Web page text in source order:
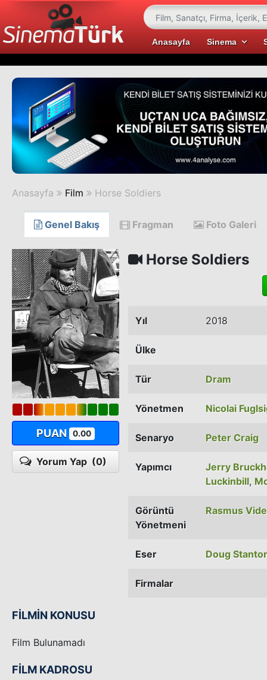
Anasayfa Sinema
Anasayfa Film Horse Soldiers
Genel Bakış Fragman Foto Galeri
PUAN 0.00
Yorum Yap (0)
Horse Soldiers
Yıl 2018
Ülke
Tür Dram
Yönetmen Nicolai
Senaryo Peter Craig
Yapımcı
Jerry
Luckinbill,
Görüntü
Yönetmeni
Rasmus
Eser Doug
Firmalar
FİLMİN KONUSU
Film Bulunamadı
FİLM KADROSU